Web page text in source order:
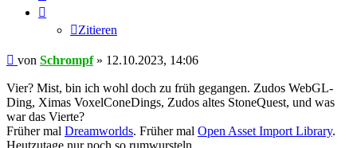
Zitieren
Beitrag
von Schrompf» 12.10.2023, 14:06
Vier? Mist, bin ich wohl doch zu früh gegangen. Zudos WebGL-
Ding, Ximas VoxelConeDings, Zudos altes StoneQuest, und was
war das Vierte?
Früher mal Dreamworlds. Früher mal Open Asset Import Library.